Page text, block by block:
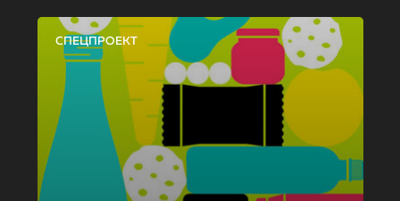
СПЕЦПРОЕКТ